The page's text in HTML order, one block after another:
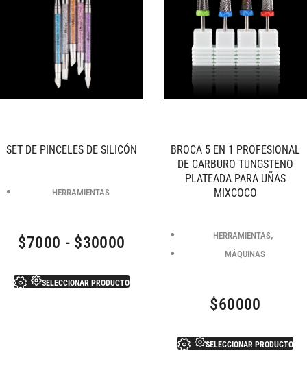
SET DE PINCELES DE SILICÓN
HERRAMIENTAS
$7000 - $30000
SELECCIONAR PRODUCTO
BROCA 5 EN 1 PROFESIONAL
DE CARBURO TUNGSTENO
PLATEADA PARA UÑAS
MIXCOCO
HERRAMIENTAS,
MÁQUINAS
$60000
SELECCIONAR PRODUCTO